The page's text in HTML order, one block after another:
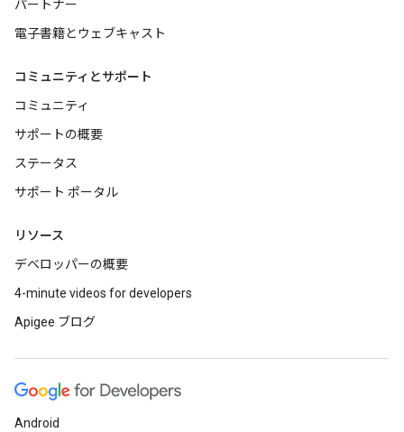
パートナー
電子書籍とウェブキャスト
コミュニティとサポート
コミュニティ
サポートの概要
ステータス
サポート ポータル
リソース
デベロッパーの概要
4-minute videos for developers
Apigee ブログ
Android